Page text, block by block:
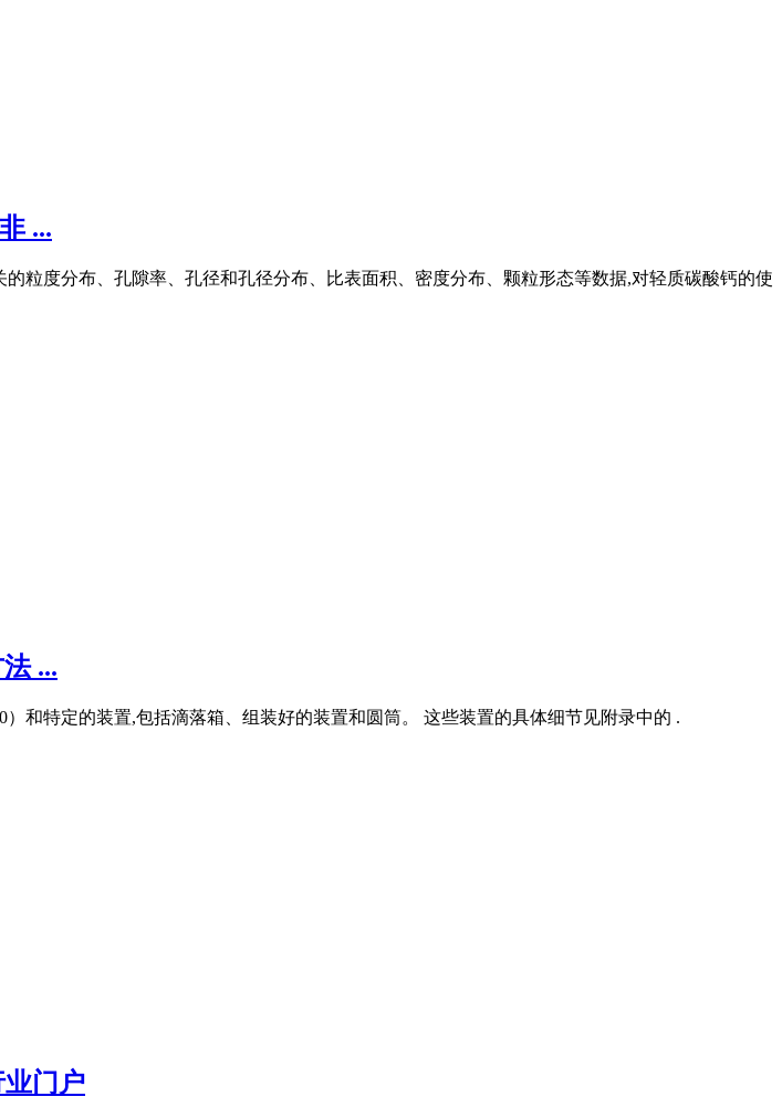
...
粒度分布、孔隙率、孔径和孔径分布、比表面积、密度分布、颗粒形态等数据,对轻质碳酸钙的使
...
和特定的装置,包括滴落箱、组装好的装置和圆筒。 这些装置的具体细节见附录中的 .
门户